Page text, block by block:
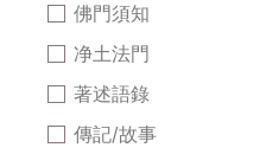
佛門須知
净土法門
著述語錄
傳記/故事